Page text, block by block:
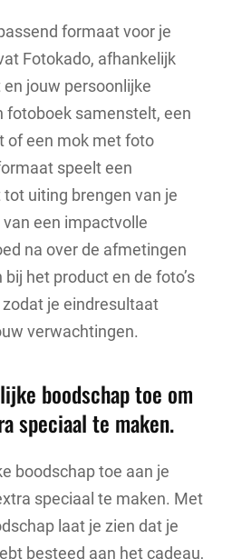
formaat voor je
Fotokado, afhankelijk
jouw persoonlijke
fotoboek samenstelt, een
of een mok met foto
speelt een
uiting brengen van je
van een impactvolle
na over de afmetingen
het product en de foto’s
je eindresultaat
verwachtingen.
boodschap toe om
speciaal te maken.
boodschap toe aan je
speciaal te maken. Met
laat je zien dat je
besteed aan het cadeau,